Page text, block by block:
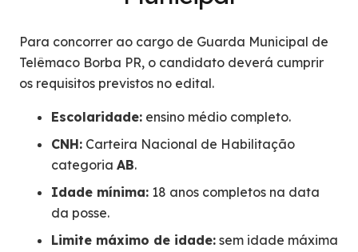
Para concorrer ao cargo de Guarda Municipal de
Telêmaco Borba PR, o candidato deverá cumprir
os requisitos previstos no edital.
Escolaridade: ensino médio completo.
CNH: Carteira Nacional de Habilitação
categoria AB.
Idade mínima: 18 anos completos na data
da posse.
Limite máximo de idade: sem idade máxima